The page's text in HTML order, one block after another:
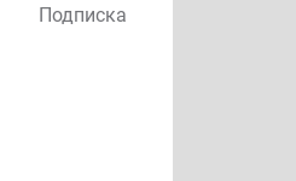
Подписка